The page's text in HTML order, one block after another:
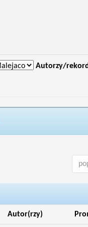
Autorzy/rekord
Autor(rzy)